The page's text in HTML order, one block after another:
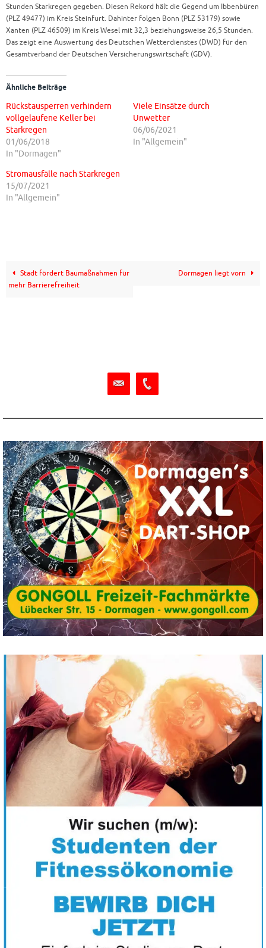
Stunden Starkregen gegeben. Diesen Rekord hält die Gegend um Ibbenbüren
(PLZ 49477) im Kreis Steinfurt. Dahinter folgen Bonn (PLZ 53179) sowie
Xanten (PLZ 46509) im Kreis Wesel mit 32,3 beziehungsweise 26,5 Stunden.
Das zeigt eine Auswertung des Deutschen Wetterdienstes (DWD) für den
Gesamtverband der Deutschen Versicherungswirtschaft (GDV).
Ähnliche Beiträge
Rückstausperren verhindern
vollgelaufene Keller bei
Starkregen
01/06/2018
In "Dormagen"
Viele Einsätze durch
Unwetter
06/06/2021
In "Allgemein"
Stromausfälle nach Starkregen
15/07/2021
In "Allgemein"
Stadt fördert Baumaßnahmen für
mehr Barrierefreiheit
Dormagen liegt vorn